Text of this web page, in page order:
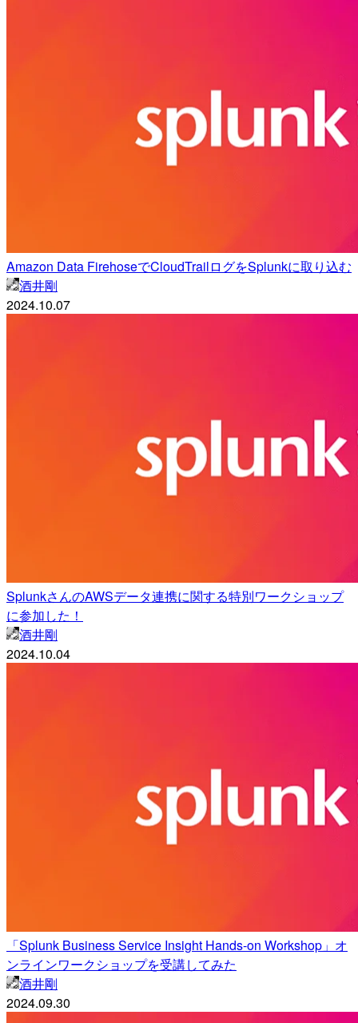
Amazon Data FirehoseでCloudTrailログをSplunkに取り込む
酒井剛
2024.10.07
SplunkさんのAWSデータ連携に関する特別ワークショップ
に参加した！
酒井剛
2024.10.04
「Splunk Business Service Insight Hands-on Workshop」オ
ンラインワークショップを受講してみた
酒井剛
2024.09.30